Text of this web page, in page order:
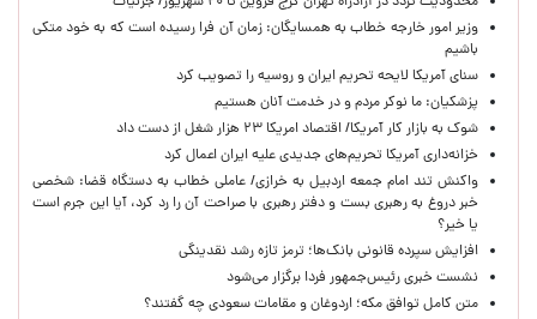
وزیر امور خارجه خطاب به همسایگان: زمان آن فرا رسیده است که به خود متکی
باشیم
سنای آمریکا لایحه تحریم ایران و روسیه را تصویب کرد
پزشکیان: ما نوکر مردم و در خدمت آنان هستیم
شوک به بازار کار آمریکا/ اقتصاد امریکا ۲۳ هزار شغل از دست داد
خزانه‌داری آمریکا تحریم‌های جدیدی علیه ایران اعمال کرد
واکنش تند امام جمعه اردبیل به خرازی/ عاملی خطاب به دستگاه قضا: شخصی
خبر دروغ به رهبری بست و دفتر رهبری با صراحت آن را رد کرد، آیا این جرم است
یا خیر؟
افزایش سپرده قانونی بانک‌ها؛ ترمز تازه رشد نقدینگی
نشست خبری رئیس‌جمهور فردا برگزار می‌شود
متن کامل توافق مکه؛ اردوغان و مقامات سعودی چه گفتند؟